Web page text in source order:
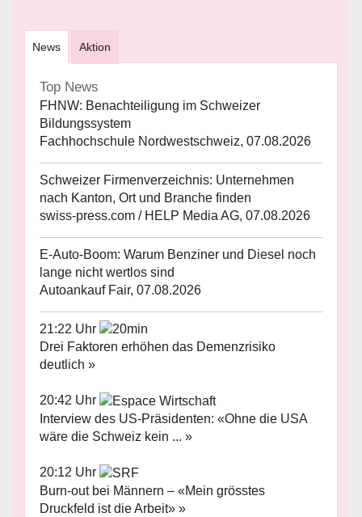
News Aktion
Top News
FHNW: Benachteiligung im Schweizer
Bildungssystem
Fachhochschule Nordwestschweiz, 07.08.2026
Schweizer Firmenverzeichnis: Unternehmen
nach Kanton, Ort und Branche finden
swiss-press.com / HELP Media AG, 07.08.2026
E-Auto-Boom: Warum Benziner und Diesel noch
lange nicht wertlos sind
Autoankauf Fair, 07.08.2026
21:22 Uhr
Drei Faktoren erhöhen das Demenzrisiko
deutlich »
20:42 Uhr
Interview des US-Präsidenten: «Ohne die USA
wäre die Schweiz kein ... »
20:12 Uhr
Burn-out bei Männern – «Mein grösstes
Druckfeld ist die Arbeit» »